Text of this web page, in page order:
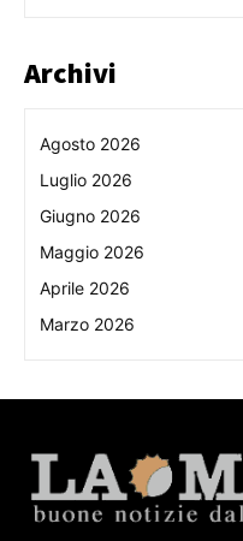
Archivi
Agosto 2026
Luglio 2026
Giugno 2026
Maggio 2026
Aprile 2026
Marzo 2026